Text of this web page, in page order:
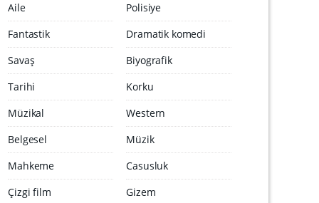
Aile
Polisiye
Fantastik
Dramatik komedi
Savaş
Biyografik
Tarihi
Korku
Müzikal
Western
Belgesel
Müzik
Mahkeme
Casusluk
Çizgi film
Gizem